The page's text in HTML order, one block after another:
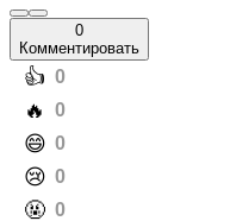
0
Комментировать
️👍 0
️🔥 0
️😄 0
️😢 0
️🤬 0